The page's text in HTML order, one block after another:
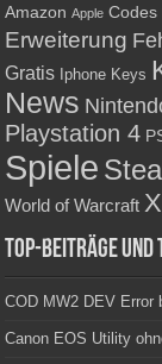
Amazon Apple Codes
Erweiterung
Gratis Iphone Keys
News
Playstation 4
Spiele
World of Warcraft
Top-Beiträge und
COD MW2 DEV Error
Canon EOS Utility